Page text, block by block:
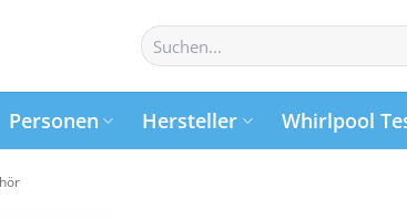
Suchen
nach:
Personen Hersteller Whirlpool